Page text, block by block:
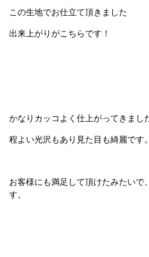
この生地でお仕立て頂きました
出来上がりがこちらです！
かなりカッコよく仕上がってきまし
程よい光沢もあり見た目も綺麗です。
お客様にも満足して頂けたみたいで
す。